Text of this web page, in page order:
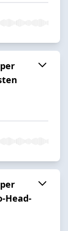
Head-